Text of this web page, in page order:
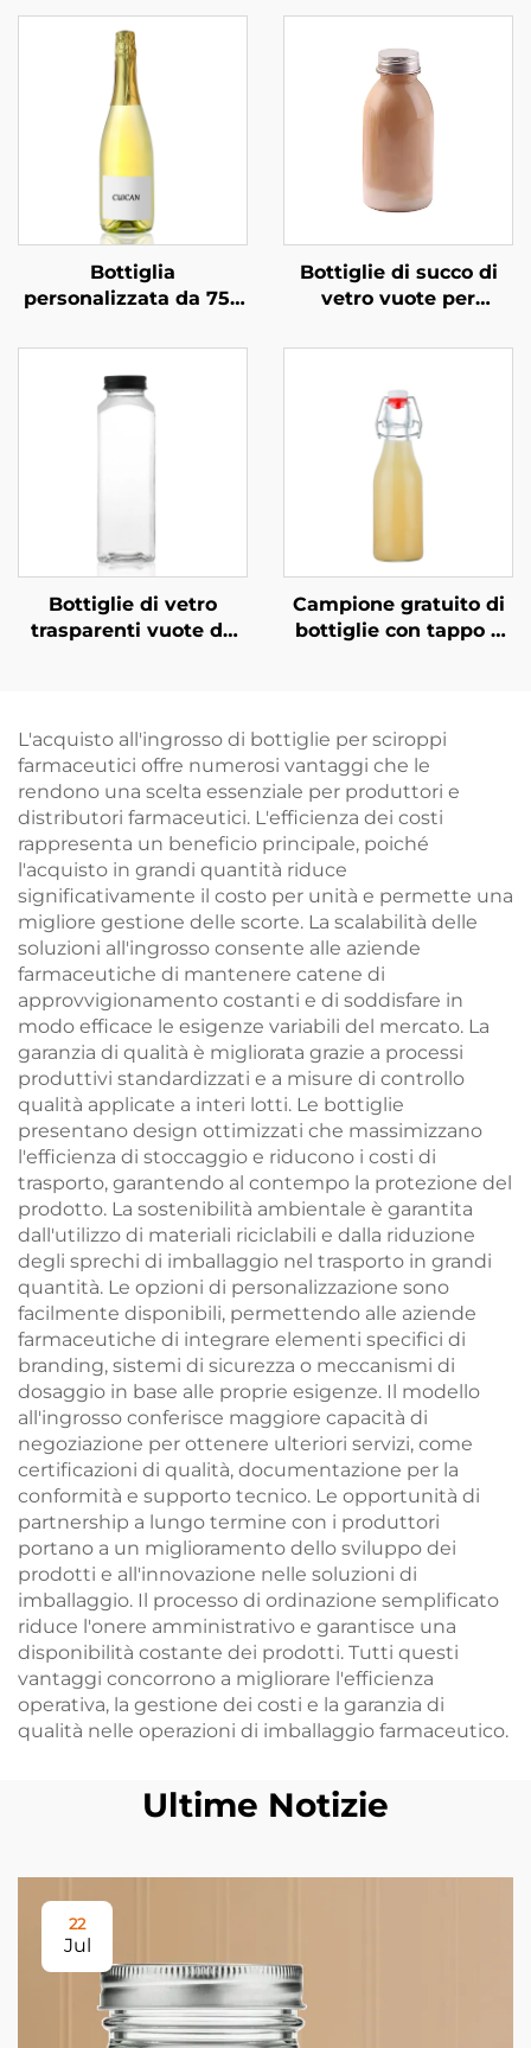
Bottiglia
personalizzata da 750
confezionamento
professionale di
vodka, superalcolici e
Bottiglie di succo di
vetro vuote per
latte da 360 ml
Bottiglie di vetro
trasparenti vuote da
caffè
Campione gratuito di
bottiglie con tappo a
L'acquisto all'ingrosso di bottiglie per sciroppi
farmaceutici offre numerosi vantaggi che le
rendono una scelta essenziale per produttori e
distributori farmaceutici. L'efficienza dei costi
rappresenta un beneficio principale, poiché
l'acquisto in grandi quantità riduce
significativamente il costo per unità e permette una
migliore gestione delle scorte. La scalabilità delle
soluzioni all'ingrosso consente alle aziende
farmaceutiche di mantenere catene di
approvvigionamento costanti e di soddisfare in
modo efficace le esigenze variabili del mercato. La
garanzia di qualità è migliorata grazie a processi
produttivi standardizzati e a misure di controllo
qualità applicate a interi lotti. Le bottiglie
presentano design ottimizzati che massimizzano
l'efficienza di stoccaggio e riducono i costi di
trasporto, garantendo al contempo la protezione del
prodotto. La sostenibilità ambientale è garantita
dall'utilizzo di materiali riciclabili e dalla riduzione
degli sprechi di imballaggio nel trasporto in grandi
quantità. Le opzioni di personalizzazione sono
facilmente disponibili, permettendo alle aziende
farmaceutiche di integrare elementi specifici di
branding, sistemi di sicurezza o meccanismi di
dosaggio in base alle proprie esigenze. Il modello
all'ingrosso conferisce maggiore capacità di
negoziazione per ottenere ulteriori servizi, come
certificazioni di qualità, documentazione per la
conformità e supporto tecnico. Le opportunità di
partnership a lungo termine con i produttori
portano a un miglioramento dello sviluppo dei
prodotti e all'innovazione nelle soluzioni di
imballaggio. Il processo di ordinazione semplificato
riduce l'onere amministrativo e garantisce una
disponibilità costante dei prodotti. Tutti questi
vantaggi concorrono a migliorare l'efficienza
operativa, la gestione dei costi e la garanzia di
qualità nelle operazioni di imballaggio farmaceutico.
Ultime Notizie
22
Jul